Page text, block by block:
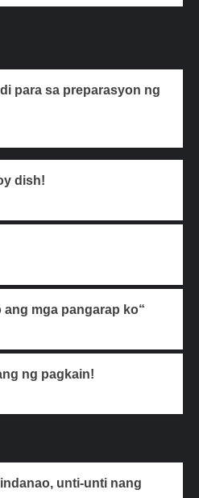
para sa preparasyon ng
dish!
mga pangarap ko“
ng pagkain!
unti-unti nang